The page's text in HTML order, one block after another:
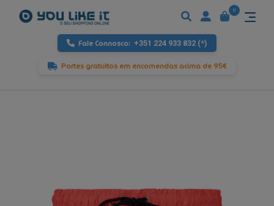
Fale Connosco: +351 224 933 832 (*)
Portes gratuitos em encomendas acima de 95€
0